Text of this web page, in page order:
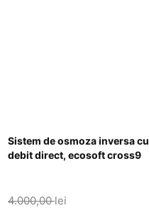
Sistem de osmoza inversa cu
debit direct, ecosoft cross9
4.000,00lei